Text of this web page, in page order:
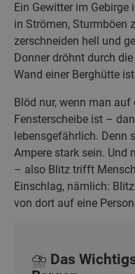
Ein Gewitter im
in Strömen, Sturmböen
zerschneiden hell und
Donner dröhnt durch
Wand einer Berghütte
Blöd nur, wenn man
Fensterscheibe ist –
lebensgefährlich. Denn
Ampere stark sein. Und
– also Blitz trifft
Einschlag, nämlich:
von dort auf eine
⛈️ Das